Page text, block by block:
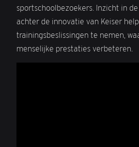
sportschoolbezoekers. Inzicht in
achter de innovatie van Keiser
trainingsbeslissingen te nemen,
menselijke prestaties verbeteren.